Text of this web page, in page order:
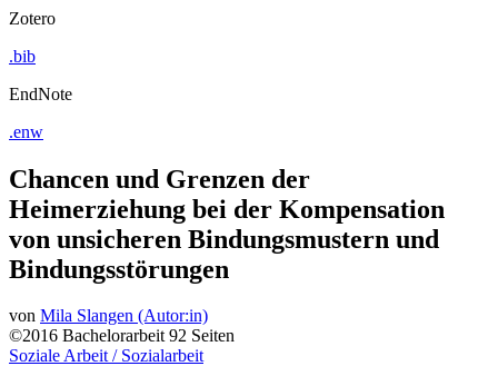
Zotero
.bib
EndNote
.enw
Chancen und Grenzen der
Heimerziehung bei der Kompensation
von unsicheren Bindungsmustern und
Bindungsstörungen
von Mila Slangen (Autor:in)
©2016 Bachelorarbeit 92 Seiten
Soziale Arbeit / Sozialarbeit